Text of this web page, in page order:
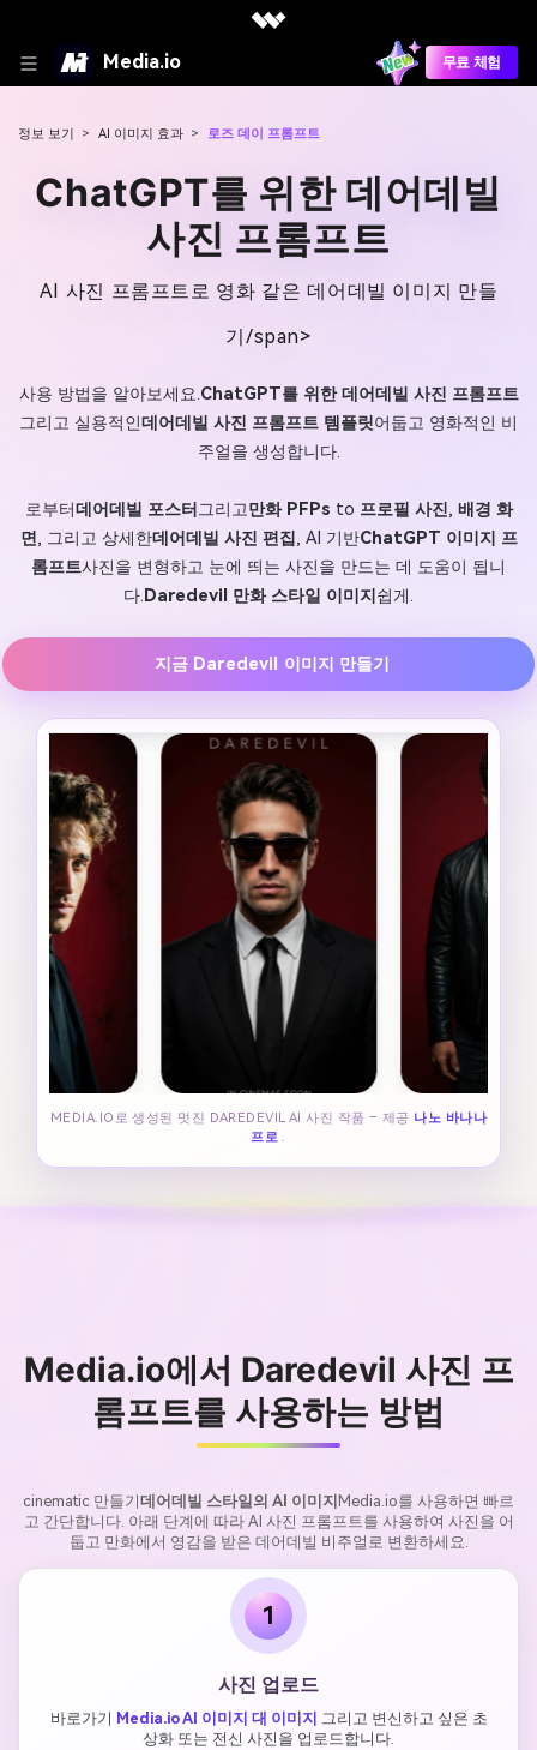
Media.io 무료 체험
정보 보기 > AI 이미지 효과 > 로즈 데이 프롬프트
ChatGPT를 위한 데어데빌
사진 프롬프트
AI 사진 프롬프트로 영화 같은 데어데빌 이미지 만들
기/span>
사용 방법을 알아보세요.ChatGPT를 위한 데어데빌 사진 프롬프트
그리고 실용적인데어데빌 사진 프롬프트 템플릿어둡고 영화적인 비
주얼을 생성합니다.
로부터데어데빌 포스터 그리고만화 PFPs to 프로필 사진, 배경 화
면, 그리고 상세한데어데빌 사진 편집 , AI 기반ChatGPT 이미지 프
롬프트사진을 변형하고 눈에 띄는 사진을 만드는 데 도움이 됩니
다. Daredevil 만화 스타일 이미지 쉽게.
지금 Daredevil 이미지 만들기
MEDIA.IO로 생성된 멋진 DAREDEVIL AI 사진 작품 – 제공 나노 바나나
프로 .
Media.io에서 Daredevil 사진 프
롬프트를 사용하는 방법
cinematic 만들기데어데빌 스타일의 AI 이미지 Media.io를 사용하면 빠르
고 간단합니다. 아래 단계에 따라 AI 사진 프롬프트를 사용하여 사진을 어
둡고 만화에서 영감을 받은 데어데빌 비주얼로 변환하세요.
1
사진 업로드
바로가기 Media.io AI 이미지 대 이미지 그리고 변신하고 싶은 초
상화 또는 전신 사진을 업로드합니다.